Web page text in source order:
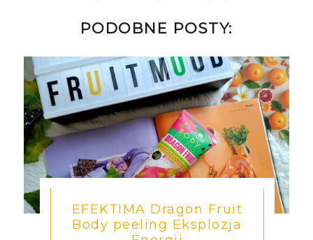
PODOBNE POSTY:
EFEKTIMA Dragon Fruit
Body peeling Eksplozja